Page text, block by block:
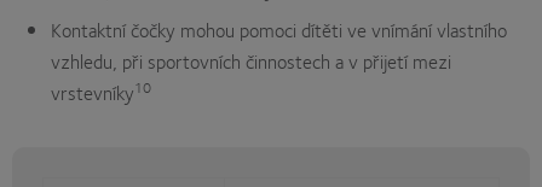
Kontaktní čočky mohou pomoci dítěti ve vnímání vlastního
vzhledu, při sportovních činnostech a v přijetí mezi
vrstevníky10